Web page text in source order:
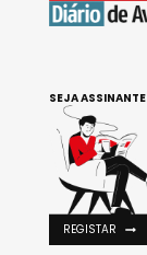
SEJA ASSINANTE
REGISTAR